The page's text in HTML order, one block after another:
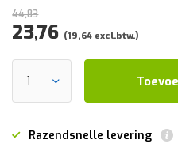
44,83
23,76 (19,64 excl.btw.)
Razendsnelle levering